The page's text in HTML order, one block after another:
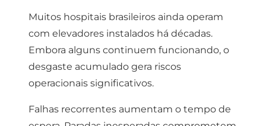
Muitos hospitais brasileiros ainda operam
com elevadores instalados há décadas.
Embora alguns continuem funcionando, o
desgaste acumulado gera riscos
operacionais significativos.
Falhas recorrentes aumentam o tempo de